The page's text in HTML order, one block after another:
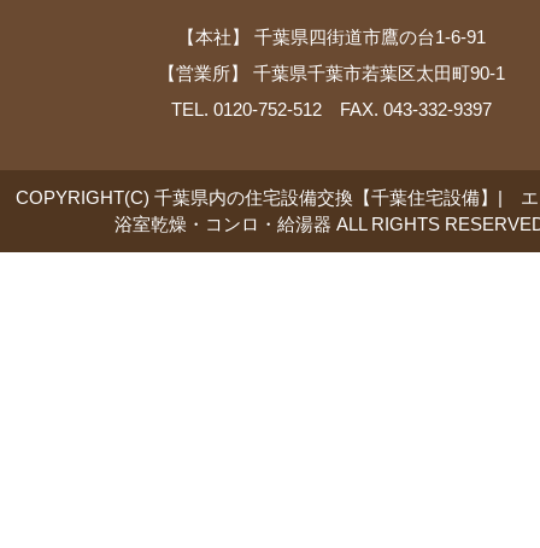
【本社】 千葉県四街道市鷹の台1-6-91
【営業所】 千葉県千葉市若葉区太田町90-1
TEL. 0120-752-512 FAX. 043-332-9397
COPYRIGHT(C) 千葉県内の住宅設備交換【千葉住宅設備】|
浴室乾燥・コンロ・給湯器 ALL RIGHTS